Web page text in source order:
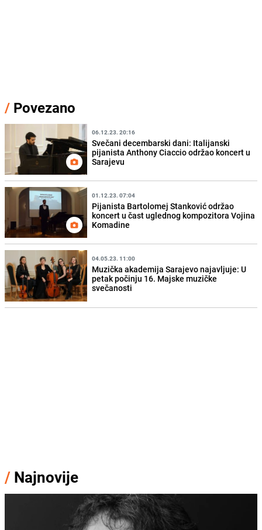
/ Povezano
06.12.23. 20:16
Svečani decembarski dani: Italijanski
pijanista Anthony Ciaccio održao koncert u
Sarajevu
01.12.23. 07:04
Pijanista Bartolomej Stanković održao
koncert u čast uglednog kompozitora Vojina
Komadine
04.05.23. 11:00
Muzička akademija Sarajevo najavljuje: U
petak počinju 16. Majske muzičke
svečanosti
/ Najnovije